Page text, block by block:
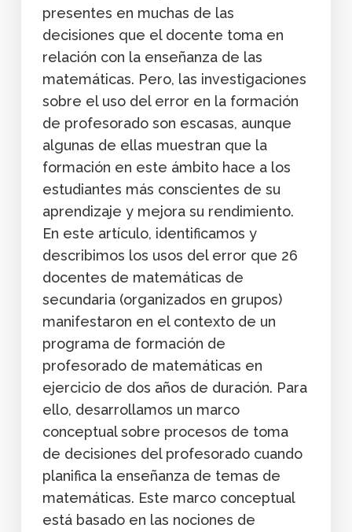
presentes en muchas de las
decisiones que el docente toma en
relación con la enseñanza de las
matemáticas. Pero, las investigaciones
sobre el uso del error en la formación
de profesorado son escasas, aunque
algunas de ellas muestran que la
formación en este ámbito hace a los
estudiantes más conscientes de su
aprendizaje y mejora su rendimiento.
En este artículo, identificamos y
describimos los usos del error que 26
docentes de matemáticas de
secundaria (organizados en grupos)
manifestaron en el contexto de un
programa de formación de
profesorado de matemáticas en
ejercicio de dos años de duración. Para
ello, desarrollamos un marco
conceptual sobre procesos de toma
de decisiones del profesorado cuando
planifica la enseñanza de temas de
matemáticas. Este marco conceptual
está basado en las nociones de